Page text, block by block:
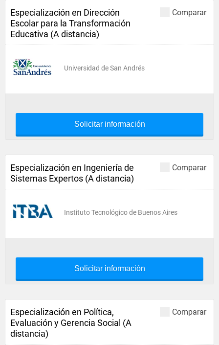
Comparar
Especialización en Dirección
Escolar para la Transformación
Educativa (A distancia)
Universidad de San Andrés
Solicitar información
Comparar
Especialización en Ingeniería de
Sistemas Expertos (A distancia)
Instituto Tecnológico de Buenos Aires
Solicitar información
Comparar
Especialización en Política,
Evaluación y Gerencia Social (A
distancia)